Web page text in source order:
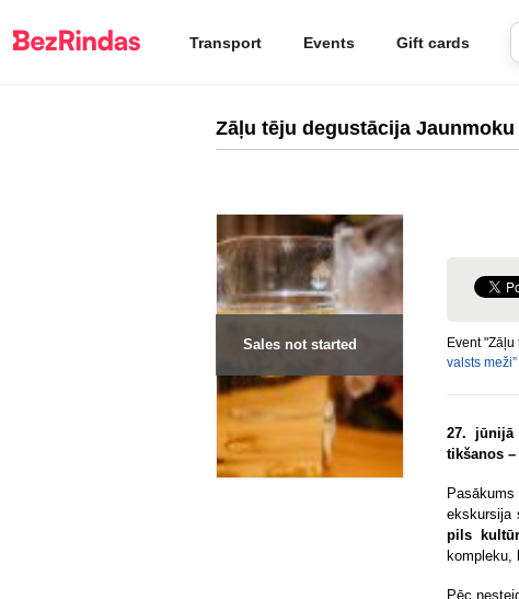
Transport Events Gift cards
Zāļu tēju degustācija
Sales not started Event
valsts meži”
27.
tikšanos
ekskursija
pils
Pēc